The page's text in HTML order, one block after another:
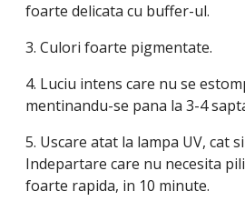
foarte delicata cu buffer-ul.
3. Culori foarte pigmentate.
4. Luciu intens care nu se
mentinandu-se pana la 3-4
5. Uscare atat la lampa UV, cat
Indepartare care nu necesita
foarte rapida, in 10 minute.